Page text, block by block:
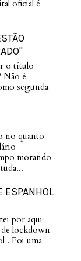
oficial é
o título
Não é
segunda
no quanto
morando
ESPANHOL
por aqui
lockdown
. Foi uma